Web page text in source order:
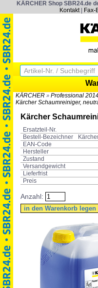
KÄRCHER Shop SBR24.de
Kontakt| Fax-
KÄRCHER » Professional
Kärcher Schaumreiniger,
Kärcher
Ersatzteil-Nr.
Bestell-Bezeichner
EAN-Code
Hersteller
Zustand
Versandgewicht
Lieferfrist
Preis
Anzahl: